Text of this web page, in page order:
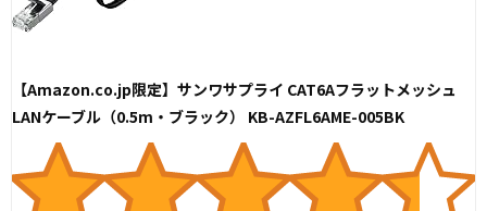
【Amazon.co.jp限定】サンワサプライ CAT6Aフラットメッシュ
LANケーブル（0.5m・ブラック） KB-AZFL6AME-005BK